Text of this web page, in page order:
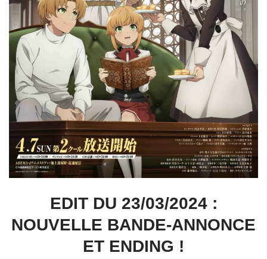
EDIT DU 23/03/2024 :
NOUVELLE BANDE-ANNONCE
ET ENDING !